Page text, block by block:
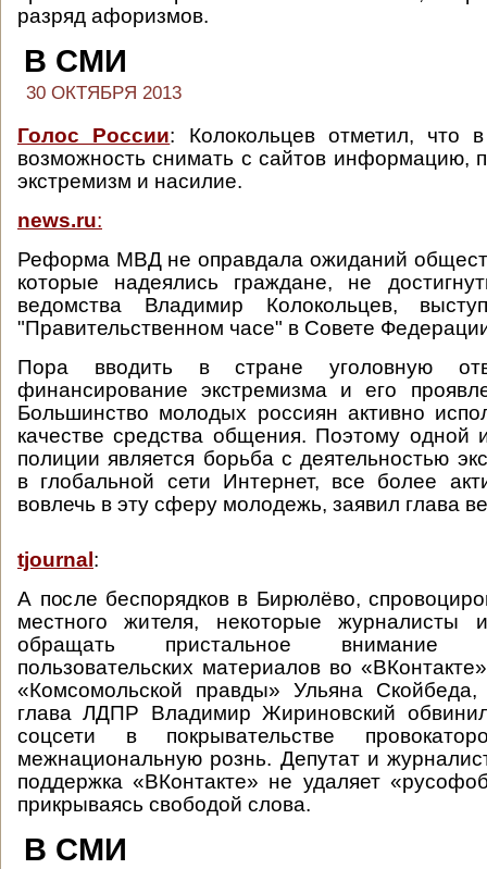
разряд афоризмов.
В СМИ
30 ОКТЯБРЯ 2013
Голос России: Колокольцев отметил, что
возможность снимать с сайтов информацию,
экстремизм и насилие.
news.ru:
Реформа МВД не оправдала ожиданий
которые надеялись граждане, не
ведомства Владимир Колокольцев,
"Правительственном часе" в Совете
Пора вводить в стране уголовную
финансирование экстремизма и его
Большинство молодых россиян активно
качестве средства общения. Поэтому одной
полиции является борьба с деятельностью
в глобальной сети Интернет, все более
вовлечь в эту сферу молодежь, заявил глава
tjournal :
А после беспорядков в Бирюлёво,
местного жителя, некоторые журналисты
обращать пристальное внимание
пользовательских материалов во
«Комсомольской правды» Ульяна
глава ЛДПР Владимир Жириновский
соцсети в покрывательстве
межнациональную рознь. Депутат и
поддержка «ВКонтакте» не удаляет
прикрываясь свободой слова.
В СМИ